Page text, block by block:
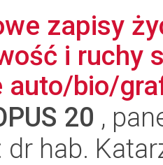
zapisy
i ruchy
auto/bio/
20 ,
dr hab.